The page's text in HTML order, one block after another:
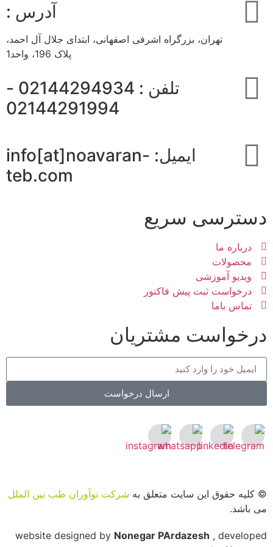
آدرس :
تهران، بزرگراه اشرفی اصفهانی، ابتدای جلال آل احمد،
پلاک 196، واحد1
تلفن : 02144294934 -
02144291994
ایمیل: info[at]noavaran-
teb.com
دسترسی سریع
درباره ما
محصولات
ویدیو آموزشی
درخواست ثبت پیش فاکتور
تماس باما
درخواست مشتریان
ارسال درخواست
© کلیه حقوق این سایت متعلق به شرکت نوآوران طب بین الملل
می باشد.
website designed by Nonegar PArdazesh , developed